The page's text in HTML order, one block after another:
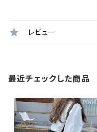
レビュー
最近チェックした商品